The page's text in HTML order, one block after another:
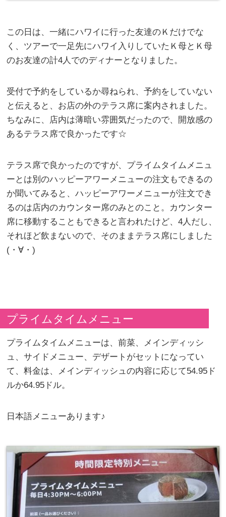
この日は、一緒にハワイに行った友達のＫだけでな
く、ツアーで一足先にハワイ入りしていたＫ母とＫ母
のお友達の計4人でのディナーとなりました。
受付で予約をしているか尋ねられ、予約をしていない
と伝えると、お店の外のテラス席に案内されました。
ちなみに、店内は薄暗い雰囲気だったので、開放感の
あるテラス席で良かったです☆
テラス席で良かったのですが、プライムタイムメニュ
ーとは別のハッピーアワーメニューの注文もできるの
か聞いてみると、ハッピーアワーメニューが注文でき
るのは店内のカウンター席のみとのこと。カウンター
席に移動することもできると言われたけど、4人だし、
それほど飲まないので、そのままテラス席にしました
(・∀・)
プライムタイムメニュー
プライムタイムメニューは、前菜、メインディッシ
ュ、サイドメニュー、デザートがセットになってい
て、料金は、メインディッシュの内容に応じて54.95ド
ルか64.95ドル。
日本語メニューあります♪